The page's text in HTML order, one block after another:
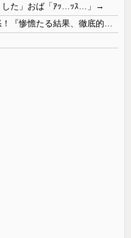
した」おば「ｱｯ…ｯｽ…」→